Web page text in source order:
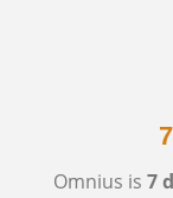
Omnius is7